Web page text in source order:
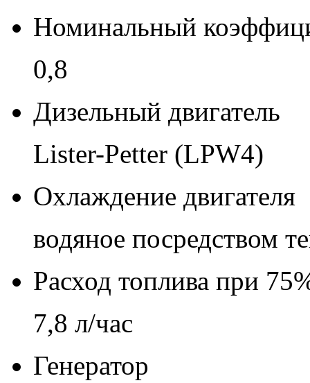
Номинальный
0,8
Дизельный двигатель
Lister-Petter (LPW4)
Охлаждение двигателя
водяное посредством
Расход топлива при
7,8 л/час
Генератор